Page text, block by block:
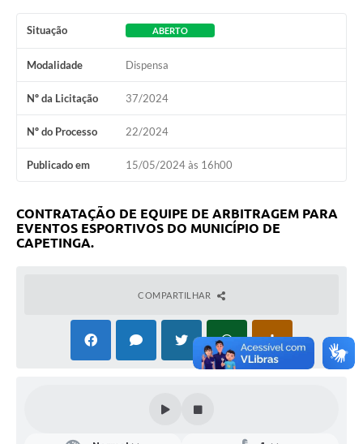
Situação ABERTO
Modalidade Dispensa
Nº da Licitação 37/2024
Nº do Processo 22/2024
Publicado em 15/05/2024 às 16h00
CONTRATAÇÃO DE EQUIPE DE ARBITRAGEM PARA
EVENTOS ESPORTIVOS DO MUNICÍPIO DE
CAPETINGA.
COMPARTILHAR